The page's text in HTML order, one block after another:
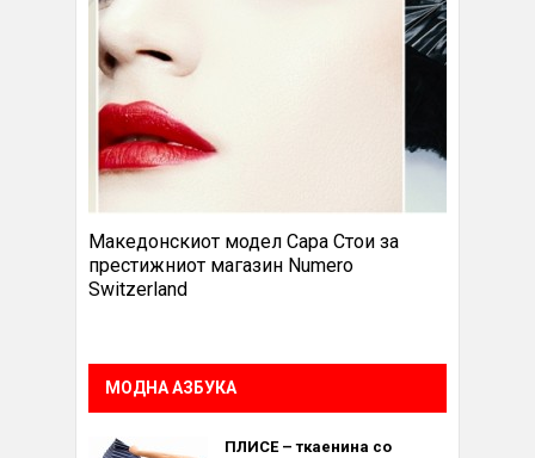
Македонскиот модел Сара Стои за
престижниот магазин Numero
Switzerland
МОДНА АЗБУКА
ПЛИСЕ – ткаенина со